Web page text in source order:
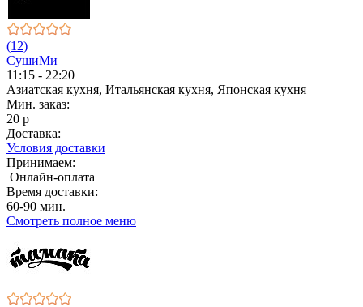
(12)
СушиМи
11:15 - 22:20
Азиатская кухня, Итальянская кухня, Японская кухня
Мин. заказ:
20 р
Доставка:
Условия доставки
Принимаем:
Онлайн-оплата
Время доставки:
60-90 мин.
Смотреть полное меню